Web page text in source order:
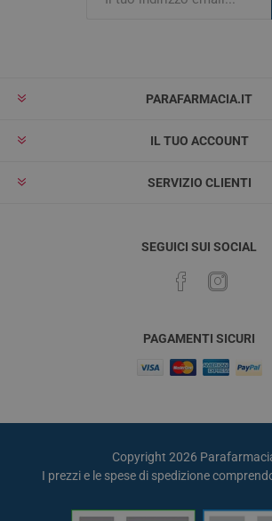
PARAFARMACIA.IT
IL TUO ACCOUNT
SERVIZIO CLIENTI
SEGUICI SUI SOCIAL
PAGAMENTI SICURI
Copyright 2026
I prezzi e le spese di spedizione